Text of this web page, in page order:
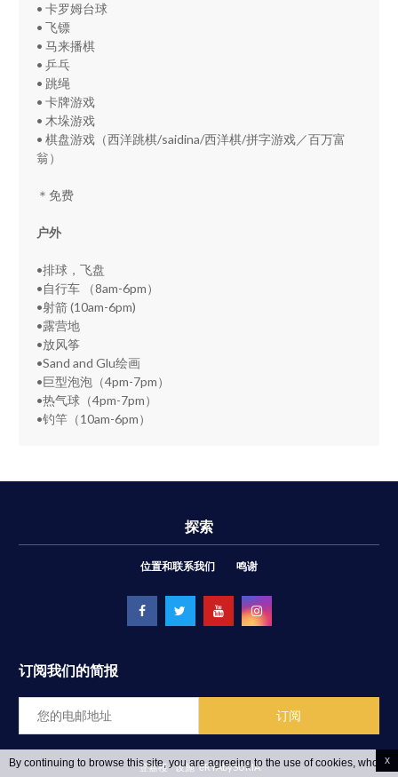
• 卡罗姆台球
• 飞镖
• 马来播棋
• 乒乓
• 跳绳
• 卡牌游戏
• 木垛游戏
• 棋盘游戏（西洋跳棋/saidina/西洋棋/拼字游戏／百万富
翁）
＊免费
户外
•排球，飞盘
•自行车 （8am-6pm）
•射箭 (10am-6pm)
•露营地
•放风筝
•Sand and Glu绘画
•巨型泡泡（4pm-7pm）
•热气球（4pm-7pm）
•钓竿（10am-6pm）
探索
位置和联系我们 鸣谢
订阅我们的简报
登嘉楼 - 设施 ēRYAbySURIA
By continuing to browse this site, you are agreeing to the use of cookies, whose
x